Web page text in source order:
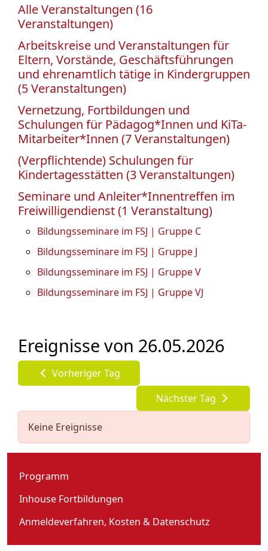
Alle Veranstaltungen (16
Veranstaltungen)
Arbeitskreise und Veranstaltungen für
Eltern, Vorstände, Geschäftsführungen
und ehrenamtlich tätige in Kindergruppen
(5 Veranstaltungen)
Vernetzung, Fortbildungen und
Schulungen für Pädagog*Innen und KiTa-
Mitarbeiter*Innen (7 Veranstaltungen)
(Verpflichtende) Schulungen für
Kindertagesstätten (3 Veranstaltungen)
Seminare und Anleiter*Innentreffen im
Freiwilligendienst (1 Veranstaltung)
Bildungsseminare im FSJ | Gruppe C
Bildungsseminare im FSJ | Gruppe J
Bildungsseminare im FSJ | Gruppe V
Bildungsseminare im FSJ | Gruppe VJ
Ereignisse von 26.05.2026
Vorheriger Tag
Nächster Tag
Keine Ereignisse
Programm
Inhouse Fortbildungen
Anmeldeverfahren, Kosten & Datenschutz